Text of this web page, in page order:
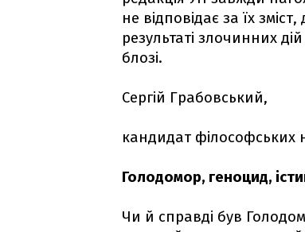
не відповідає за їх
результаті злочинних
блозі.
Сергій Грабовський,
кандидат філософських
Голодомор, геноцид,
Чи й справді був